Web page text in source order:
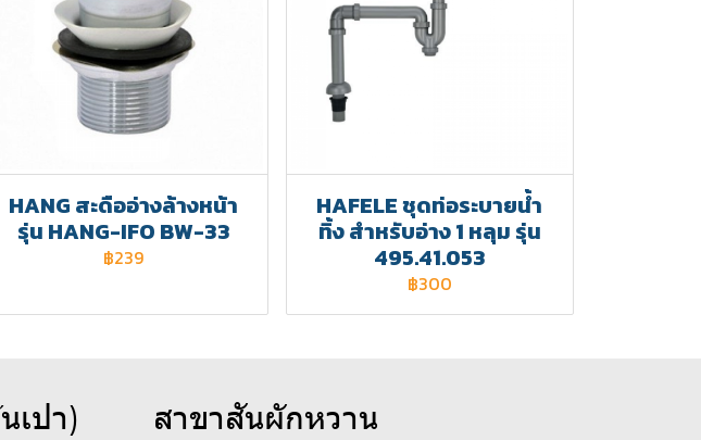
HANG สะดืออ่างล้างหน้า
รุ่น HANG-IFO BW-33
฿239
HAFELE ชุดท่อระบายน้ำ
ทิ้ง สำหรับอ่าง 1 หลุม รุ่น
495.41.053
฿300
เปา) สาขาสันผักหวาน